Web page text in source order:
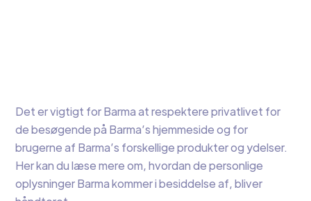
Det er vigtigt for Barma at respektere privatlivet for
de besøgende på Barma’s hjemmeside og for
brugerne af Barma’s forskellige produkter og ydelser.
Her kan du læse mere om, hvordan de personlige
oplysninger Barma kommer i besiddelse af, bliver